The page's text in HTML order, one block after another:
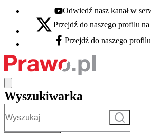
Youtube - otwiera się w nowej karcie
Odwiedź nasz kanał w
X - otwiera się w nowej karcie
Przejdź do naszego profilu
Facebook - otwiera się w nowej karcie
Przejdź do naszego
Wyszukiwarka
Szukaj